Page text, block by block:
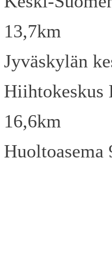
13,7km
Jyväskylän
Hiihtokeskus
16,6km
Huoltoasema